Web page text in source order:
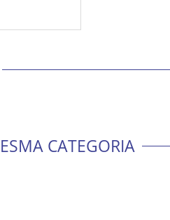
CATEGORIA